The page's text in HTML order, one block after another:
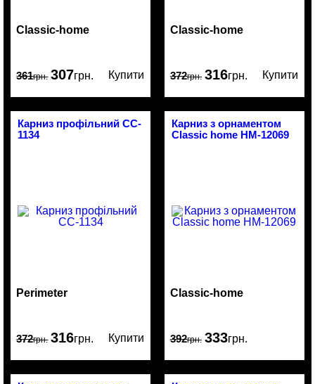
Classic-home
361грн. 307грн. Купити
Classic-home
372грн. 316грн. Купити
Карниз профільний CC-
1134
Perimeter
372грн. 316грн. Купити
Карниз з орнаментом
Classic home HM-12069
Classic-home
392грн. 333грн.